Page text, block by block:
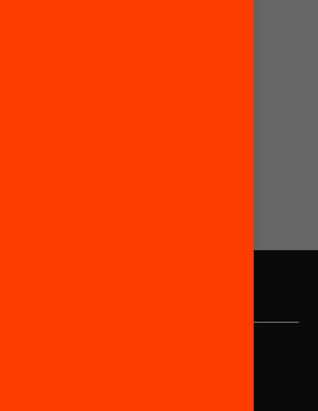
y proyectos para